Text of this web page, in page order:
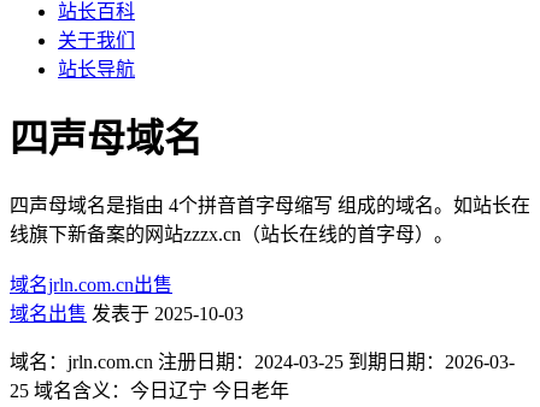
站长百科
关于我们
站长导航
四声母域名
四声母域名是指由 4个拼音首字母缩写 组成的域名。如站长在
线旗下新备案的网站zzzx.cn（站长在线的首字母）。
域名jrln.com.cn出售
域名出售 发表于 2025-10-03
域名：jrln.com.cn 注册日期：2024-03-25 到期日期：2026-03-
25 域名含义：今日辽宁 今日老年